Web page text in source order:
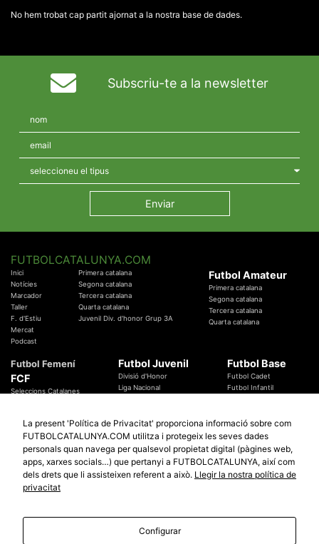
No hem trobat cap partit ajornat a la nostra base de dades.
Subscriu-te a la newsletter
FUTBOLCATALUNYA.COM
Inici
Notícies
Marcador
Taller
F. d'Estiu
Mercat
Podcast
Primera catalana
Segona catalana
Tercera catalana
Quarta catalana
Juvenil Div. d'honor Grup 3A
Futbol Amateur
Primera catalana
Segona catalana
Tercera catalana
Quarta catalana
Futbol Femení
FCF
Seleccions Catalanes
Temes Federatius
Futbol Juvenil
Divisió d'Honor
Liga Nacional
Futbol Base
Futbol Cadet
Futbol Infantil
Futbol Catalunya
Promocions
Sortejos
Participació
Especials
Copa Catalunya Absoluta 2019
Copa del Rei 2019 - 2020
La present 'Política de Privacitat' proporciona informació sobre com
FUTBOLCATALUNYA.COM utilitza i protegeix les seves dades
personals quan navega per qualsevol propietat digital (pàgines web,
apps, xarxes socials…) que pertanyi a FUTBOLCATALUNYA, així com
dels drets que li assisteixen referent a això. Llegir la nostra política de
privacitat
Configurar